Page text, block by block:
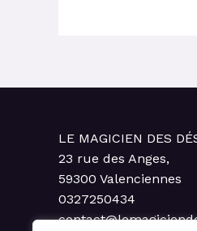
LE MAGICIEN DES
23 rue des Anges,
59300 Valenciennes
0327250434